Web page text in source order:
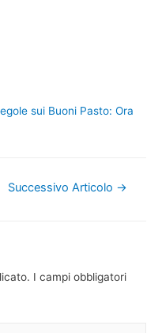
sui Buoni Pasto: Ora
Successivo Articolo →
I campi obbligatori